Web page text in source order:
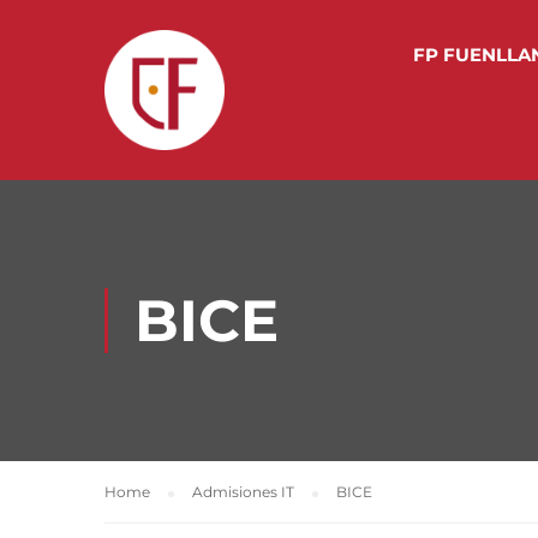
FP
BICE
Home Admisiones IT BICE